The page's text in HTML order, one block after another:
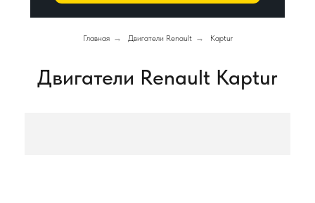
Главная → Двигатели Renault → Kaptur
Двигатели Renault Kaptur